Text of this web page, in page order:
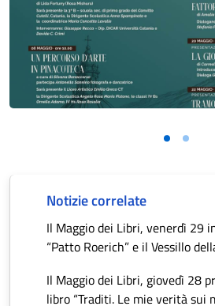
Notizie correlate
Il Maggio dei Libri, venerdì 29
“Patto Roerich” e il Vessillo
Il Maggio dei Libri, giovedì 28
libro “Traditi. Le mie verità sui